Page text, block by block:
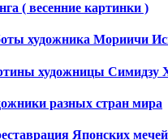
( весенние картинки )
художника Мориичи
художницы Симидзу
разных стран мира
Японских